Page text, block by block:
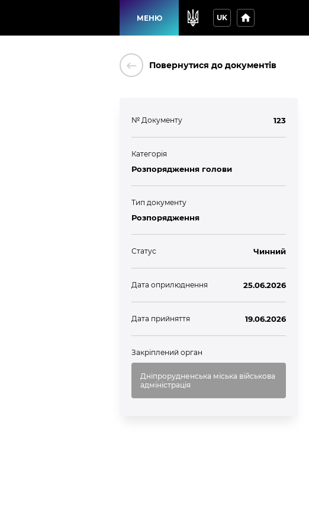
МЕНЮ UK home
keyboard_backspace Повернутися до документів
№ Документу 123
Категорія
Розпорядження голови
Тип документу
Розпорядження
Статус Чинний
Дата оприлюднення 25.06.2026
Дата прийняття 19.06.2026
Закріплений орган
Дніпрорудненська міська військова
адміністрація